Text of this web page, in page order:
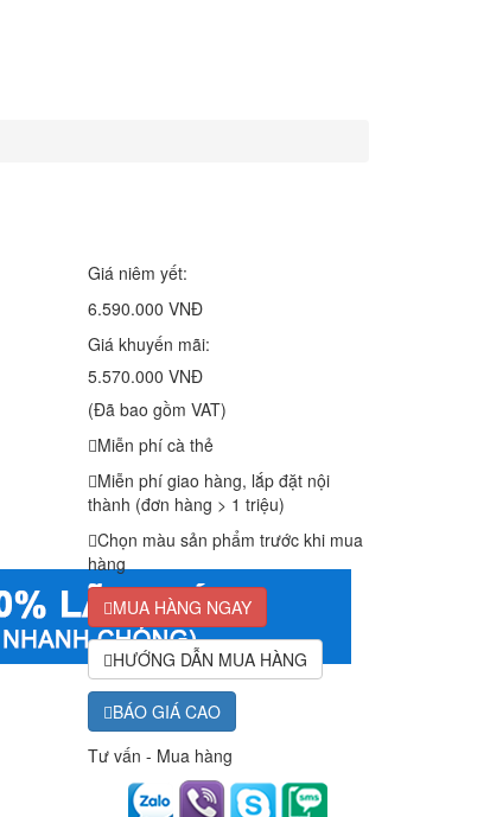
Giá niêm yết:
6.590.000 VNĐ
Giá khuyến mãi:
5.570.000 VNĐ
(Đã bao gồm VAT)
Miễn phí cà thẻ
Miễn phí giao hàng, lắp đặt nội
thành (đơn hàng > 1 triệu)
Chọn màu sản phẩm trước khi mua
hàng
MUA HÀNG NGAY
HƯỚNG DẪN MUA HÀNG
BÁO GIÁ CAO
Tư vấn - Mua hàng